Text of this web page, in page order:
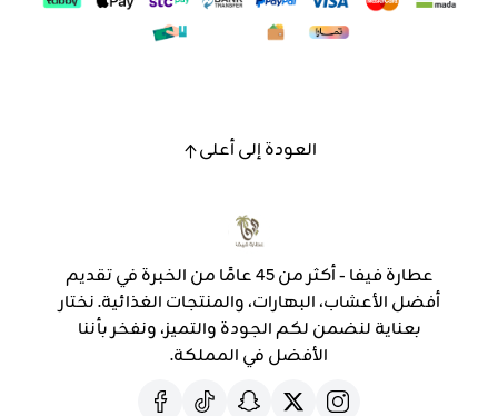
العودة إلى أعلى
عطارة فيفا - أكثر من 45 عامًا من الخبرة في تقديم
أفضل الأعشاب، البهارات، والمنتجات الغذائية. نختار
بعناية لنضمن لكم الجودة والتميز، ونفخر بأننا
الأفضل في المملكة.